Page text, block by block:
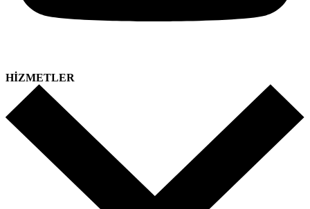
HİZMETLER